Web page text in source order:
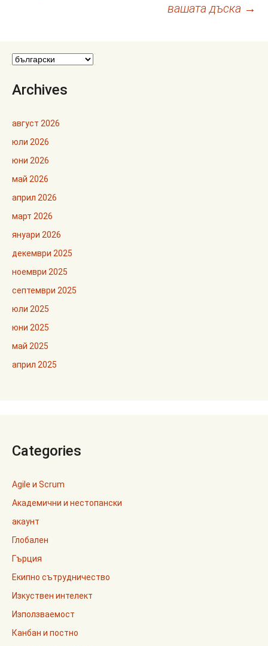
вашата дъска →
Archives
август 2026
юли 2026
юни 2026
май 2026
април 2026
март 2026
януари 2026
декември 2025
ноември 2025
септември 2025
юли 2025
юни 2025
май 2025
април 2025
Categories
Agile и Scrum
Академични и нестопански
акаунт
Глобален
Гърция
Екипно сътрудничество
Изкуствен интелект
Използваемост
Канбан и постно